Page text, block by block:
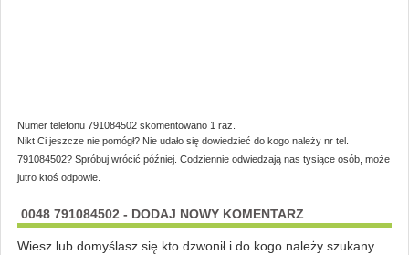
Numer telefonu 791084502 skomentowano 1 raz.
Nikt Ci jeszcze nie pomógł? Nie udało się dowiedzieć do kogo należy nr tel.
791084502? Spróbuj wrócić później. Codziennie odwiedzają nas tysiące osób, może
jutro ktoś odpowie.
0048 791084502 - DODAJ NOWY KOMENTARZ
Wiesz lub domyślasz się kto dzwonił i do kogo należy szukany